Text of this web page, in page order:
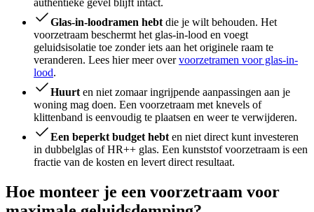
authentieke gevel blijft intact.
Glas-in-loodramen hebtdie je wilt behouden. Het
voorzetraam beschermt het glas-in-lood en voegt
geluidsisolatie toe zonder iets aan het originele raam te
veranderen. Lees hier meer overvoorzetramen voor glas-in-
lood.
Huurten niet zomaar ingrijpende aanpassingen aan je
woning mag doen. Een voorzetraam met knevels of
klittenband is eenvoudig te plaatsen en weer te verwijderen.
Een beperkt budget hebten niet direct kunt investeren
in dubbelglas of HR++ glas. Een kunststof voorzetraam is een
fractie van de kosten en levert direct resultaat.
Hoe monteer je een voorzetraam voor